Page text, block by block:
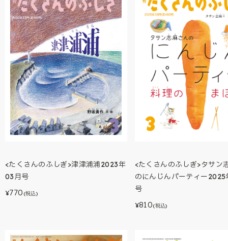
<たくさんのふしぎ>津津浦浦2023年
03月号
¥770 (税込)
<たくさんのふしぎ>タサン
のにんじんパーティー
号
¥810(税込)